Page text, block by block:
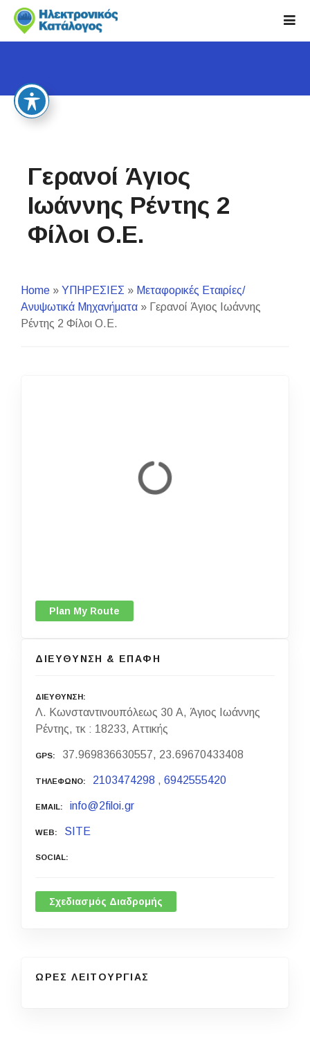
i
Γερανοί Άγιος
Ιωάννης Ρέντης 2
Φίλοι Ο.Ε.
Home » ΥΠΗΡΕΣΙΕΣ » Μεταφορικές Εταιρίες/
Ανυψωτικά Μηχανήματα » Γερανοί Άγιος Ιωάννης
Ρέντης 2 Φίλοι Ο.Ε.
Plan My Route
ΔΙΕΥΘΥΝΣΗ & ΕΠΑΦΗ
ΔΙΕΥΘΥΝΣΗ
Λ. Κωνσταντινουπόλεως 30 Α, Άγιος Ιωάννης
Ρέντης, τκ : 18233, Αττικής
GPS 37.969836630557, 23.69670433408
ΤΗΛΕΦΩΝΟ 2103474298 ,6942555420
EMAIL info@2filoi.gr
WEB SITE
SOCIAL
Σχεδιασμός Διαδρομής
ΩΡΕΣ ΛΕΙΤΟΥΡΓΙΑΣ